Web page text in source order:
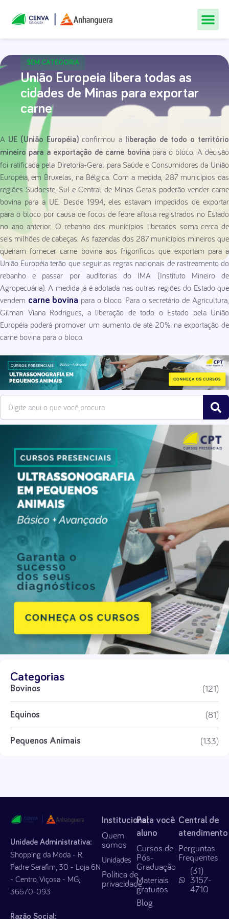
SEM CATEGORIA
União Europeia libera todas as
cidades de Minas para exportar
carne
A UE (União Européia) confirmou a liberação de todo o território
mineiro para a exportação de carne bovinapara o bloco. A decisão
foi ratificada pela Diretoria-Geral para Saúde e Consumidores da União
Européia, em Bruxelas, na Bélgica. Com a medida, 287 municípios das
regiões Sudoeste, Sul e Central de Minas Gerais poderão vender carne
bovina para a UE. Desde 1994, eles estavam impedidos de exportar
para o bloco por causa de focos de febre aftosa registrados no Estado
no ano anterior. O rebanho dos municípios liberados soma cerca de
seis milhões de cabeças. As fazendas dos 287 municípios mineiros que
queiram fornecer carne bovina aos frigoríficos que exportam para a
União Européia terão que seguir as regras nacionais de rastreamento do
rebanho e passar por auditorias do IMA (Instituto Mineiro de
Agropecuária). A medida já é adotada nas outras regiões do Estado que
vendem carne bovina para o bloco. Para o secretário de Agricultura,
Gilman Viana Rodrigues, a liberação de todo o Estado pela União
Européia poderá promover um aumento de até 20% na exportação de
carne bovina para o bloco.
Categorias
Bovinos (121)
Equinos (81)
Pequenos Animais (133)
Unidade Administrativa:
Shopping da Moda - R.
Padre Serafim, 30 - Loja 6N
- Centro, Viçosa - MG,
36570-093
Razão Social:
Institucional
Quem
somos
Unidades
Política de
privacidade
Para você
aluno
Cursos de
Pós-
Graduação
Materiais
gratuitos
Blog
Central de
atendimento
Perguntas
Frequentes
(31)
3157-
4710